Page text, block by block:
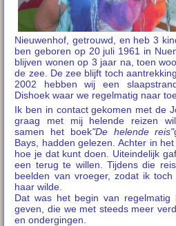
Nieuwenhof, getrouwd, en heb 3
ben geboren op 20 juli 1961 in
blijven wonen op 3 jaar na, toen
de zee. De zee blijft toch
2002 hebben wij een
Dishoek waar we regelmatig naar
Ik ben in contact gekomen met de
graag met mij helende reizen
samen het boek"De helende reis"
Bays, hadden gelezen. Achter in
hoe je dat kunt doen. Uiteindelijk
een terug te willen. Tijdens die
beelden van vroeger, zodat ik
haar wilde.
Dat was het begin van regelmatig
geven, die we met steeds meer
en ondergingen.